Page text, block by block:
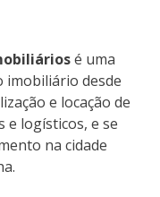
é uma
imobiliário desde
e locação de
e logísticos, e se
na cidade